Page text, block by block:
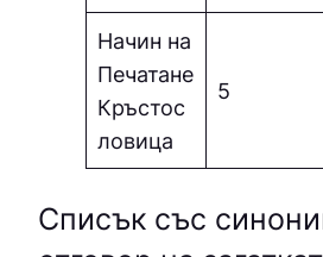
Начин на
Печатане
Кръстос
ловица
5
Списък със